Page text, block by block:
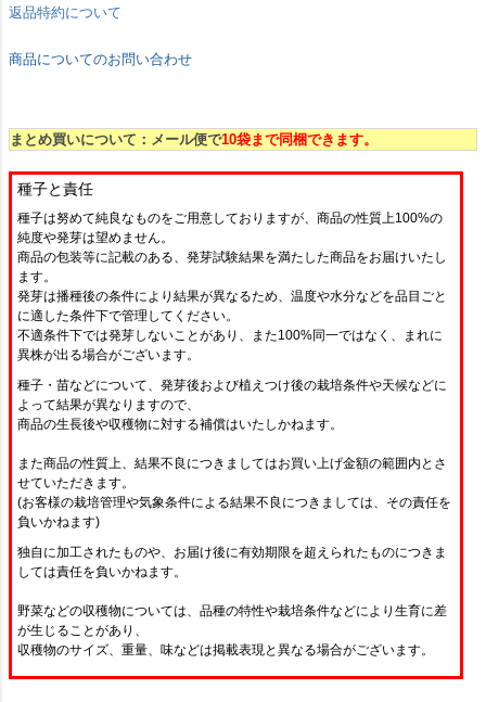
返品特約について
商品についてのお問い合わせ
まとめ買いについて：メール便で10袋まで同梱できます。
種子と責任
種子は努めて純良なものをご用意しておりますが、商品の性質上100%の
純度や発芽は望めません。
商品の包装等に記載のある、発芽試験結果を満たした商品をお届けいたし
ます。
発芽は播種後の条件により結果が異なるため、温度や水分などを品目ごと
に適した条件下で管理してください。
不適条件下では発芽しないことがあり、また100%同一ではなく、まれに
異株が出る場合がございます。
種子・苗などについて、発芽後および植えつけ後の栽培条件や天候などに
よって結果が異なりますので、
商品の生長後や収穫物に対する補償はいたしかねます。
また商品の性質上、結果不良につきましてはお買い上げ金額の範囲内とさ
せていただきます。
(お客様の栽培管理や気象条件による結果不良につきましては、その責任を
負いかねます)
独自に加工されたものや、お届け後に有効期限を超えられたものにつきま
しては責任を負いかねます。
野菜などの収穫物については、品種の特性や栽培条件などにより生育に差
が生じることがあり、
収穫物のサイズ、重量、味などは掲載表現と異なる場合がございます。